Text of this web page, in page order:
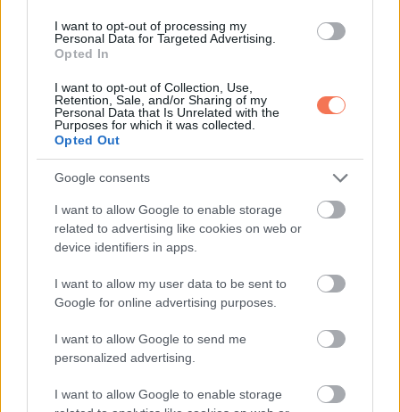
I want to opt-out of processing my
Personal Data for Targeted Advertising.
Opted In
I want to opt-out of Collection, Use,
Retention, Sale, and/or Sharing of my
Personal Data that Is Unrelated with the
Purposes for which it was collected.
Opted Out
Google consents
I want to allow Google to enable storage
related to advertising like cookies on web or
device identifiers in apps.
I want to allow my user data to be sent to
Google for online advertising purposes.
I want to allow Google to send me
personalized advertising.
I want to allow Google to enable storage
Az optimizmusod segíthet abban, hogy tisztábban lásd a
helyzetet, és elkerüld a félreértéseket. Légy türelmes és
gondold át a döntéseidet alaposan, hogy hosszú távon a
megfelelő irányba haladj.
Ez a hét próbára teheti az érzelmi stabilitásodat, de ha bízol
magadban, könnyen megoldhatod a felmerülő nehézségeket.
Hét év szerencse vár, ha kedvelés és a „sok szerencsét”
beírása után gördítesz lejjebb!
**BAK**
A hosszú hétvégét illetően vegyes érzésekkel telhet el ez a
hét, és nehezen találod a lelkesedést. A Mars és a Plútó
szembenállása konfliktusokat hozhat, ami távolságot
idézhet elő közted és mások között. Próbáld meg elengedni